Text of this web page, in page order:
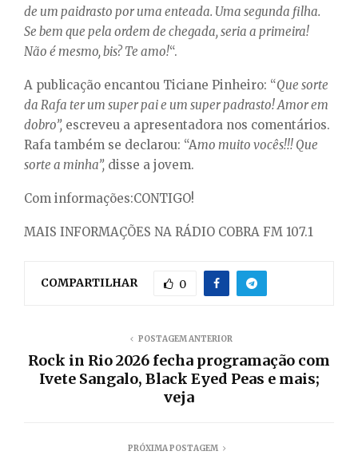
de um paidrasto por uma enteada. Uma segunda filha.
Se bem que pela ordem de chegada, seria a primeira!
Não é mesmo, bis? Te amo!“.
A publicação encantou Ticiane Pinheiro: “Que sorte
da Rafa ter um super pai e um super padrasto! Amor em
dobro”, escreveu a apresentadora nos comentários.
Rafa também se declarou: “Amo muito vocês!!! Que
sorte a minha”, disse a jovem.
Com informações:CONTIGO!
MAIS INFORMAÇÕES NA RÁDIO COBRA FM 107.1
COMPARTILHAR 0
POSTAGEM ANTERIOR
Rock in Rio 2026 fecha programação com
Ivete Sangalo, Black Eyed Peas e mais;
veja
PRÓXIMA POSTAGEM